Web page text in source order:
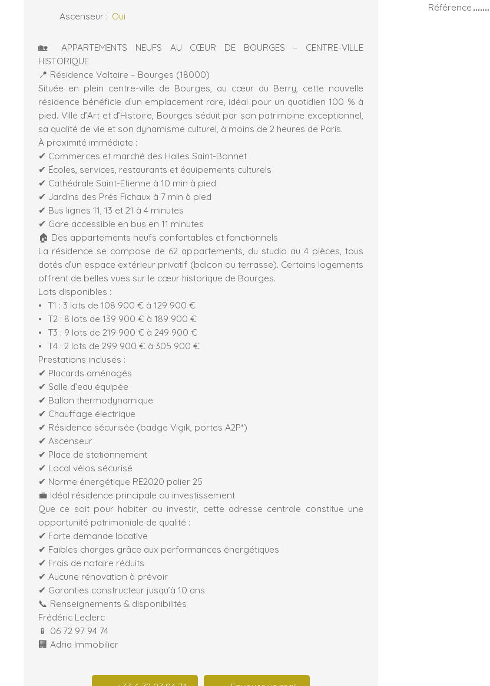
Ascenseur : Oui
🏡 APPARTEMENTS NEUFS AU CŒUR DE BOURGES – CENTRE-VILLE
HISTORIQUE
📍 Résidence Voltaire – Bourges (18000)
Située en plein centre-ville de Bourges, au cœur du Berry, cette nouvelle
résidence bénéficie d’un emplacement rare, idéal pour un quotidien 100 % à
pied. Ville d’Art et d’Histoire, Bourges séduit par son patrimoine exceptionnel,
sa qualité de vie et son dynamisme culturel, à moins de 2 heures de Paris.
À proximité immédiate :
✔ Commerces et marché des Halles Saint-Bonnet
✔ Écoles, services, restaurants et équipements culturels
✔ Cathédrale Saint-Étienne à 10 min à pied
✔ Jardins des Prés Fichaux à 7 min à pied
✔ Bus lignes 11, 13 et 21 à 4 minutes
✔ Gare accessible en bus en 11 minutes
🏠 Des appartements neufs confortables et fonctionnels
La résidence se compose de 62 appartements, du studio au 4 pièces, tous
dotés d’un espace extérieur privatif (balcon ou terrasse). Certains logements
offrent de belles vues sur le cœur historique de Bourges.
Lots disponibles :
T1 : 3 lots de 108 900 € à 129 900 €
T2 : 8 lots de 139 900 € à 189 900 €
T3 : 9 lots de 219 900 € à 249 900 €
T4 : 2 lots de 299 900 € à 305 900 €
Prestations incluses :
✔ Placards aménagés
✔ Salle d’eau équipée
✔ Ballon thermodynamique
✔ Chauffage électrique
✔ Résidence sécurisée (badge Vigik, portes A2P*)
✔ Ascenseur
✔ Place de stationnement
✔ Local vélos sécurisé
✔ Norme énergétique RE2020 palier 25
💼 Idéal résidence principale ou investissement
Que ce soit pour habiter ou investir, cette adresse centrale constitue une
opportunité patrimoniale de qualité :
✔ Forte demande locative
✔ Faibles charges grâce aux performances énergétiques
✔ Frais de notaire réduits
✔ Aucune rénovation à prévoir
✔ Garanties constructeur jusqu’à 10 ans
📞 Renseignements & disponibilités
Frédéric Leclerc
📱 06 72 97 94 74
🏢 Adria Immobilier
Référence